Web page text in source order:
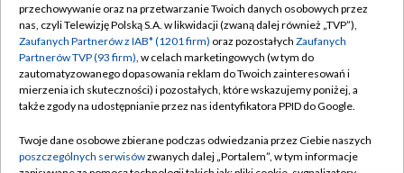
Abonament TVP
Emisja w TVP
Centrum informacji TVP
Naziemna Telewizja Cyfrowa
Rada Programowa
Regulamin TVP
Polityka prywatności
Moje zgody
Pomoc
Kontakt
przechowywanie oraz na przetwarzanie Twoich danych osobowych przez
nas, czyli Telewizję Polską S.A. w likwidacji (zwaną dalej również „TVP”),
Zaufanych Partnerów z IAB* (1201 firm) oraz pozostałych Zaufanych
Partnerów TVP (93 firm), w celach marketingowych (w tym do
zautomatyzowanego dopasowania reklam do Twoich zainteresowań i
mierzenia ich skuteczności) i pozostałych, które wskazujemy poniżej, a
także zgody na udostępnianie przez nas identyfikatora PPID do Google.
Twoje dane osobowe zbierane podczas odwiedzania przez Ciebie naszych
poszczególnych serwisówzwanych dalej „Portalem”, w tym informacje